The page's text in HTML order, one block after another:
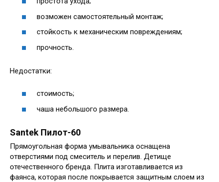
возможен самостоятельный монтаж;
стойкость к механическим повреждениям;
прочность.
Недостатки:
стоимость;
чаша небольшого размера.
Santek Пилот-60
Прямоугольная форма умывальника оснащена
отверстиями под смеситель и перелив. Детище
отечественного бренда. Плита изготавливается из
фаянса, которая после покрывается защитным слоем из